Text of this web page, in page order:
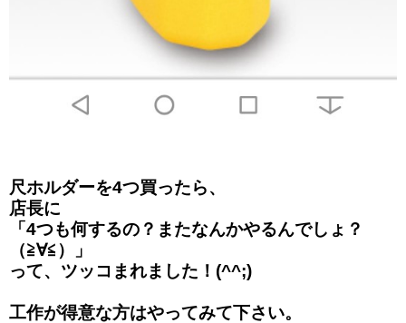
尺ホルダーを4つ買ったら、
店長に
「4つも何するの？またなんかやるんでしょ？
（≧∀≦）」
って、ツッコまれました！(^^;)
工作が得意な方はやってみて下さい。